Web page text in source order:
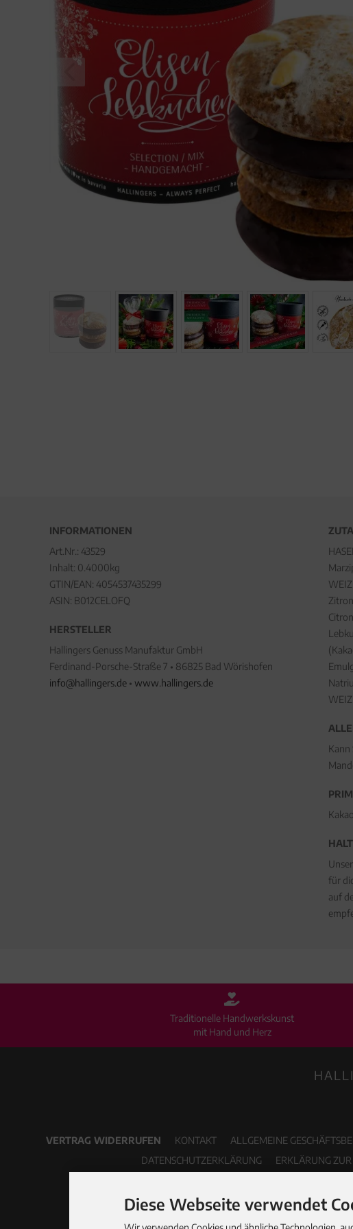
INFORMATIONEN
Art.Nr.: 43529
Inhalt: 0.4000kg
GTIN/EAN: 4054537435299
ASIN: B012CELOFQ
HERSTELLER
Hallingers Genuss Manufaktur GmbH
Ferdinand-Porsche-Straße 7 • 86825 Bad Wörishofen
info@hallingers.de • www.hallingers.de
Kann
für
auf
Traditionelle Handwerkskunst
mit Hand und Herz
VERTRAG WIDERRUFEN KONTAKT ALLGEMEINE
DATENSCHUTZERKLÄRUNG
ERKLÄRUNG
Diese Webseite verwendet